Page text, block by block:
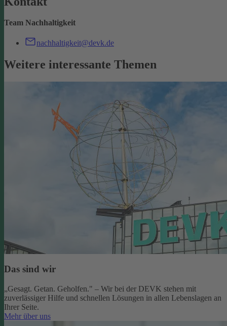
Team Nachhaltigkeit
nachhaltigkeit@devk.de
Weitere interessante Themen
Das sind wir
„Gesagt. Getan. Geholfen." – Wir bei der DEVK stehen mit
zuverlässiger Hilfe und schnellen Lösungen in allen Lebenslagen an
Ihrer Seite.
Mehr über uns